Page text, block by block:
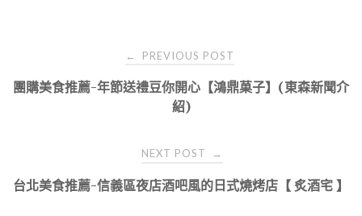
navigation
← PREVIOUS POST
團購美食推薦-年節送禮豆你開心【鴻鼎菓子】(東森新聞介
紹)
NEXT POST →
台北美食推薦-信義區夜店酒吧風的日式燒烤店【 炙酒宅 】